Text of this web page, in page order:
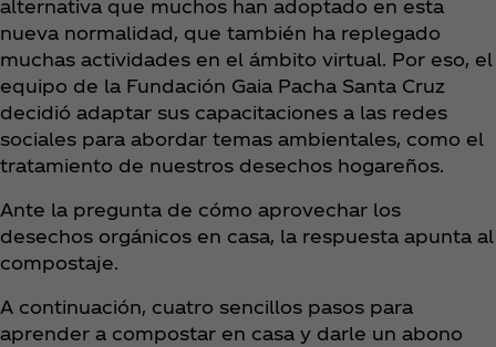
alternativa que muchos han adoptado en esta
nueva normalidad, que también ha replegado
muchas actividades en el ámbito virtual. Por eso, el
equipo de la Fundación Gaia Pacha Santa Cruz
decidió adaptar sus capacitaciones a las redes
sociales para abordar temas ambientales, como el
tratamiento de nuestros desechos hogareños.
Ante la pregunta de cómo aprovechar los
desechos orgánicos en casa, la respuesta apunta al
compostaje.
A continuación, cuatro sencillos pasos para
aprender a compostar en casa y darle un abono